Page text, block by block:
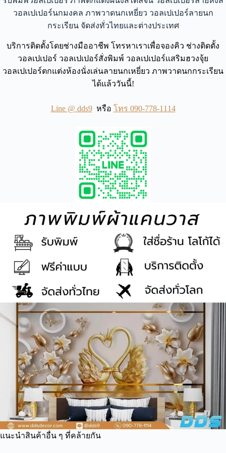
วอลเปเปอร์นกมงคล ภาพวาดนกเหยี่ยว วอลเปเปอร์ลายนก
กระเรียน จัดส่งทั่วไทยและต่างประเทศ
บริการติดตั้งโดยช่างมืออาชีพ โทรหาเราเพื่อจองคิว ช่างติดตั้ง
วอลเปเปอร์ วอลเปเปอร์สั่งพิมพ์ วอลเปเปอร์เเสริมฮวงจุ้ย
วอลเปเปอร์ตกแต่งห้องนั่งเล่นลายนกเหยี่ยว ภาพวาดนกกระเรียน
ได้แล้ววันนี้!
Line @ dds9หรือ โทร 090-778-1114
แนะนำสินค้าอื่น ๆ ที่คล้ายกัน